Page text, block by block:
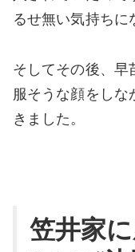
るせ無い気持ちに
そしてその後、早
服そうな顔をし
きました。
笠井家